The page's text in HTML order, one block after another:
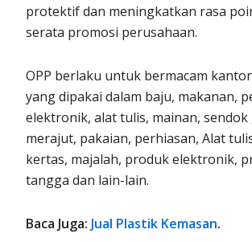
protektif dan meningkatkan rasa
serata promosi perusahaan.
OPP berlaku untuk bermacam
yang dipakai dalam baju, makanan,
elektronik, alat tulis, mainan, sendok
merajut, pakaian, perhiasan, Alat
kertas, majalah, produk elektronik,
tangga dan lain-lain.
Baca Juga: Jual Plastik Kemasan.